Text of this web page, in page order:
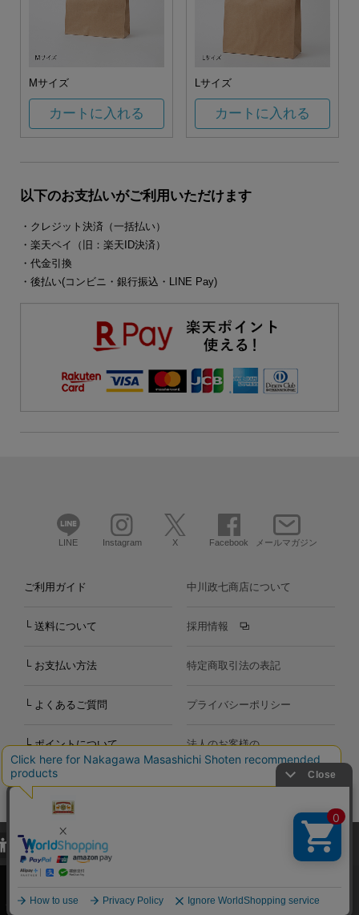
Mサイズ
カートに入れる
Lサイズ
カートに入れる
以下のお支払いがご利用いただけます
・クレジット決済（一括払い）
・楽天ペイ（旧：楽天ID決済）
・代金引換
・後払い(コンビニ・銀行振込・LINE Pay)
LINE Instagram X Facebook メールマガジン
ご利用ガイド
└ 送料について
└ お支払い方法
└ よくあるご質問
└ ポイントについて
お問い合わせ
中川政七商店について
採用情報
特定商取引法の表記
プライバシーポリシー
法人のお客様の
お問い合わせ
Copyright©2000-2026
Nakagawa Masashichi Shoten All Rights Reserved.
当サイトでは、当サイト内における閲覧履歴・属性情報などの取得およ
び利便性向上のためにクッキー（Cookie）を使用いたします。詳細に
関しては「プライバシーポリシー
承諾する